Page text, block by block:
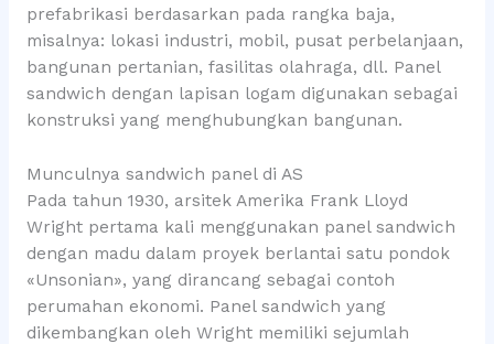
prefabrikasi berdasarkan pada rangka baja,
misalnya: lokasi industri, mobil, pusat perbelanjaan,
bangunan pertanian, fasilitas olahraga, dll. Panel
sandwich dengan lapisan logam digunakan sebagai
konstruksi yang menghubungkan bangunan.
Munculnya sandwich panel di AS
Pada tahun 1930, arsitek Amerika Frank Lloyd
Wright pertama kali menggunakan panel sandwich
dengan madu dalam proyek berlantai satu pondok
«Unsonian», yang dirancang sebagai contoh
perumahan ekonomi. Panel sandwich yang
dikembangkan oleh Wright memiliki sejumlah